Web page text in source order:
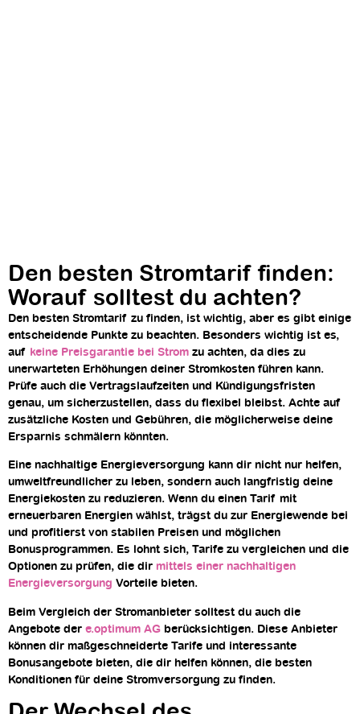
Den besten Stromtarif finden:
Worauf solltest du achten?
Den besten Stromtarif zu finden, ist wichtig, aber es gibt einige
entscheidende Punkte zu beachten. Besonders wichtig ist es,
auf keine Preisgarantie bei Strom zu achten, da dies zu
unerwarteten Erhöhungen deiner Stromkosten führen kann.
Prüfe auch die Vertragslaufzeiten und Kündigungsfristen
genau, um sicherzustellen, dass du flexibel bleibst. Achte auf
zusätzliche Kosten und Gebühren, die möglicherweise deine
Ersparnis schmälern könnten.
Eine nachhaltige Energieversorgung kann dir nicht nur helfen,
umweltfreundlicher zu leben, sondern auch langfristig deine
Energiekosten zu reduzieren. Wenn du einen Tarif mit
erneuerbaren Energien wählst, trägst du zur Energiewende bei
und profitierst von stabilen Preisen und möglichen
Bonusprogrammen. Es lohnt sich, Tarife zu vergleichen und die
Optionen zu prüfen, die dir mittels einer nachhaltigen
Energieversorgung Vorteile bieten.
Beim Vergleich der Stromanbieter solltest du auch die
Angebote der e.optimum AG berücksichtigen. Diese Anbieter
können dir maßgeschneiderte Tarife und interessante
Bonusangebote bieten, die dir helfen können, die besten
Konditionen für deine Stromversorgung zu finden.